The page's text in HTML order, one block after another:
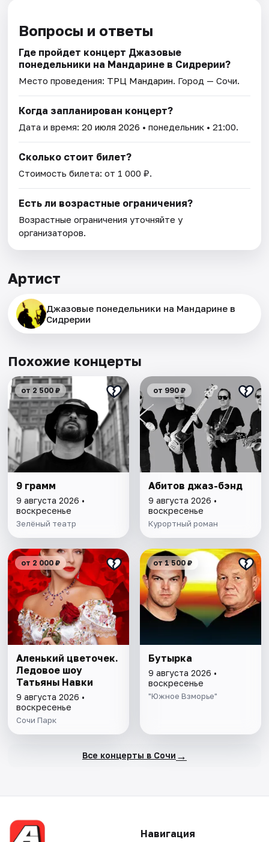
Вопросы и ответы
Где пройдет концерт Джазовые
понедельники на Мандарине в Сидрерии?
Место проведения: ТРЦ Мандарин. Город — Сочи.
Когда запланирован концерт?
Дата и время:20 июля 2026 • понедельник • 21:00.
Сколько стоит билет?
Стоимость билета: от 1 000 ₽.
Есть ли возрастные ограничения?
Возрастные ограничения уточняйте у
организаторов.
Артист
Джазовые понедельники на Мандарине в
Сидрерии
Похожие концерты
от 2 500 ₽
9 грамм
9 августа 2026 •
воскресенье
Зелёный театр
от 990 ₽
Абитов джаз-бэнд
9 августа 2026 •
воскресенье
Курортный роман
от 2 000 ₽
Аленький цветочек.
Ледовое шоу
Татьяны Навки
9 августа 2026 •
воскресенье
Сочи Парк
от 1 500 ₽
Бутырка
9 августа 2026 •
воскресенье
"Южное Взморье"
Все концерты в Сочи →
Навигация